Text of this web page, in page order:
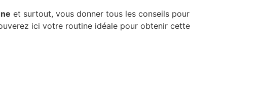
et surtout, vous donner tous les conseils pour
ici votre routine idéale pour obtenir cette